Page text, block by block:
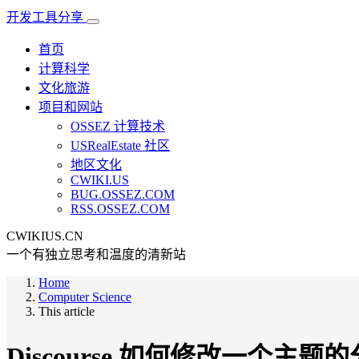
开发工具分享
首页
计算科学
文化旅游
项目和网站
OSSEZ 计算技术
USRealEstate 社区
地区文化
CWIKI.US
BUG.OSSEZ.COM
RSS.OSSEZ.COM
CWIKIUS.CN
一个有独立思考和温度的清新站
Home
Computer Science
This article